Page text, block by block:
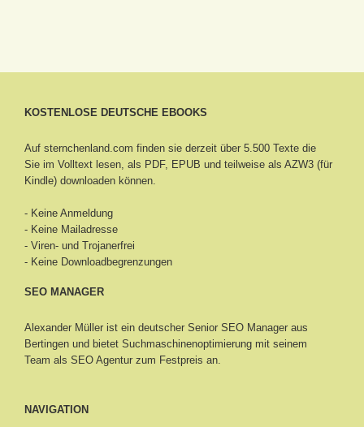
KOSTENLOSE DEUTSCHE EBOOKS
Auf sternchenland.com finden sie derzeit über 5.500 Texte die
Sie im Volltext lesen, als PDF, EPUB und teilweise als AZW3 (für
Kindle) downloaden können.
- Keine Anmeldung
- Keine Mailadresse
- Viren- und Trojanerfrei
- Keine Downloadbegrenzungen
SEO MANAGER
Alexander Müller ist ein deutscher Senior SEO Manager aus
Bertingen und bietet Suchmaschinenoptimierung mit seinem
Team als SEO Agentur zum Festpreis an.
NAVIGATION